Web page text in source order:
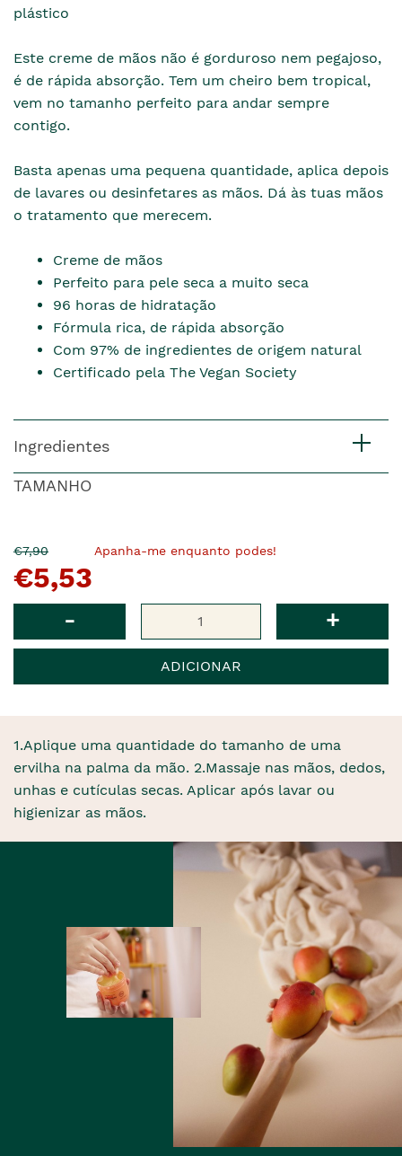
plástico
Este creme de mãos não é gorduroso nem pegajoso,
é de rápida absorção. Tem um cheiro bem tropical,
vem no tamanho perfeito para andar sempre
contigo.
Basta apenas uma pequena quantidade, aplica depois
de lavares ou desinfetares as mãos. Dá às tuas mãos
o tratamento que merecem.
Creme de mãos
Perfeito para pele seca a muito seca
96 horas de hidratação
Fórmula rica, de rápida absorção
Com 97% de ingredientes de origem natural
Certificado pela The Vegan Society
Ingredientes
TAMANHO
O
pre�o
anterior
€7,90Agora
�
€5,53
Apanha-me enquanto podes!
- +
ADICIONAR
1.Aplique uma quantidade do tamanho de uma
ervilha na palma da mão. 2.Massaje nas mãos, dedos,
unhas e cutículas secas. Aplicar após lavar ou
higienizar as mãos.